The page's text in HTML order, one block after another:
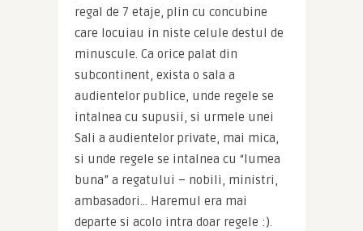
regal de 7 etaje, plin cu concubine
care locuiau in niste celule destul de
minuscule. Ca orice palat din
subcontinent, exista o sala a
audientelor publice, unde regele se
intalnea cu supusii, si urmele unei
Sali a audientelor private, mai mica,
si unde regele se intalnea cu “lumea
buna” a regatului – nobili, ministri,
ambasadori… Haremul era mai
departe si acolo intra doar regele :).